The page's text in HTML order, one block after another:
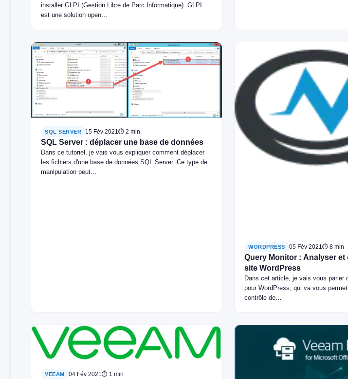
installer GLPI (Gestion Libre de Parc Informatique). GLPI
est une solution open…
SQL SERVER 15 Fév 2021 ⏱ 2 min
SQL Server : déplacer une base de données
Dans ce tutoriel, je vais vous expliquer comment déplacer
les fichiers d'une base de données SQL Server. Ce type de
manipulation peut…
WORDPRESS 05 Fév 2021⏱ 8 min
Query Monitor : Analyser
site WordPress
Dans cet article, je vais vous parler
pour WordPress, qui va vous
contrôle de…
VEEAM 04 Fév 2021⏱ 1 min